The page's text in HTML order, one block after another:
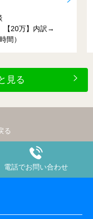
（実働7時間40分） ★夜勤
～2100円月収例： 22万円
時間×20日+深夜割増）
見る
る
電話でお問い合わせ